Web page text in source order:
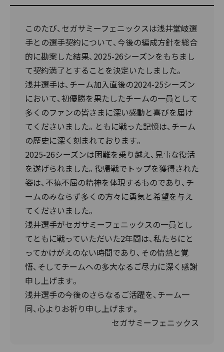
このたび、セガサミーフェニックスは浅井堂岐選
手との選手契約について、今後の編成方針を総合
的に勘案した結果、2025-26シーズンをもちまし
て契約満了とすることを決定いたしました。
浅井選手は、チーム加入直後の2024-25シーズン
において、初優勝を果たしたチームの一員として
多くのファンの皆さまに深い感動と喜びを届け
てくださいました。ともに戦った記憶は、チーム
の歴史に深く刻まれております。
2025-26シーズンは困難を乗り越え、見事な復活
を遂げられました。復帰戦でトップを獲得された
姿は、不撓不屈の精神を体現するものであり、チ
ームのみならず多くの方々に勇気と希望を与え
てくださいました。
浅井選手がセガサミーフェニックスの一員とし
てともに戦っていただいた2年間は、私たちにと
ってかけがえのない時間であり、その情熱と覚
悟、そしてチームへの多大なるご尽力に深く感謝
申し上げます。
浅井選手の今後のさらなるご活躍を、チーム一
同、心よりお祈り申し上げます。
セガサミーフェニックス